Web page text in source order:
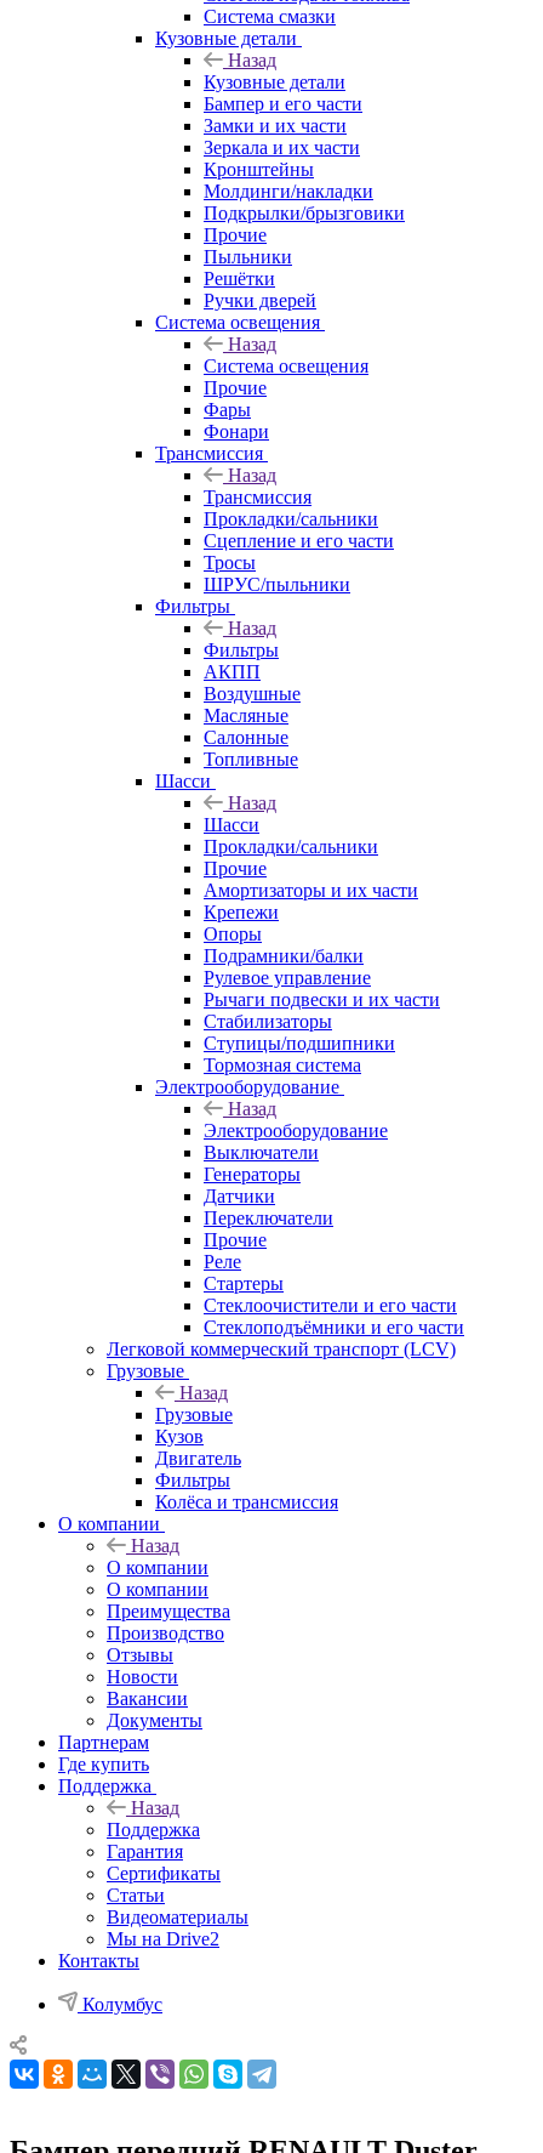
Система смазки
Кузовные детали
Назад
Кузовные детали
Бампер и его части
Замки и их части
Зеркала и их части
Кронштейны
Молдинги/накладки
Подкрылки/брызговики
Прочие
Пыльники
Решётки
Ручки дверей
Система освещения
Назад
Система освещения
Прочие
Фары
Фонари
Трансмиссия
Назад
Трансмиссия
Прокладки/сальники
Сцепление и его части
Тросы
ШРУС/пыльники
Фильтры
Назад
Фильтры
АКПП
Воздушные
Масляные
Салонные
Топливные
Шасси
Назад
Шасси
Прокладки/сальники
Прочие
Амортизаторы и их части
Крепежи
Опоры
Подрамники/балки
Рулевое управление
Рычаги подвески и их части
Стабилизаторы
Ступицы/подшипники
Тормозная система
Электрооборудование
Назад
Электрооборудование
Выключатели
Генераторы
Датчики
Переключатели
Прочие
Реле
Стартеры
Стеклоочистители и его части
Стеклоподъёмники и его части
Легковой коммерческий транспорт (LCV)
Грузовые
Назад
Грузовые
Кузов
Двигатель
Фильтры
Колёса и трансмиссия
О компании
Назад
О компании
О компании
Преимущества
Производство
Отзывы
Новости
Вакансии
Документы
Партнерам
Где купить
Поддержка
Назад
Поддержка
Гарантия
Сертификаты
Статьи
Видеоматериалы
Мы на Drive2
Контакты
Колумбус